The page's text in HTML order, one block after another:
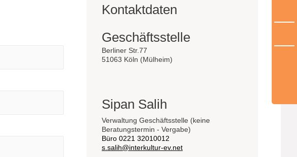
Kontaktdaten
Geschäftsstelle
Berliner Str.77
51063 Köln (Mülheim)
Sipan Salih
Verwaltung Geschäftsstelle (keine
Beratungstermin - Vergabe)
Büro 0221 32010012
s.salih@interkultur-ev.net